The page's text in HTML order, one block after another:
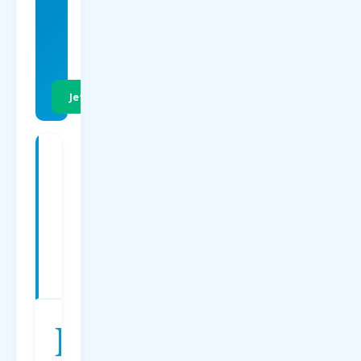
Jetzt Preise vergleichen
D